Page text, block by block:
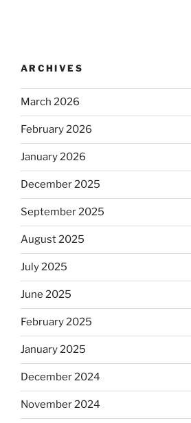
ARCHIVES
March 2026
February 2026
January 2026
December 2025
September 2025
August 2025
July 2025
June 2025
February 2025
January 2025
December 2024
November 2024